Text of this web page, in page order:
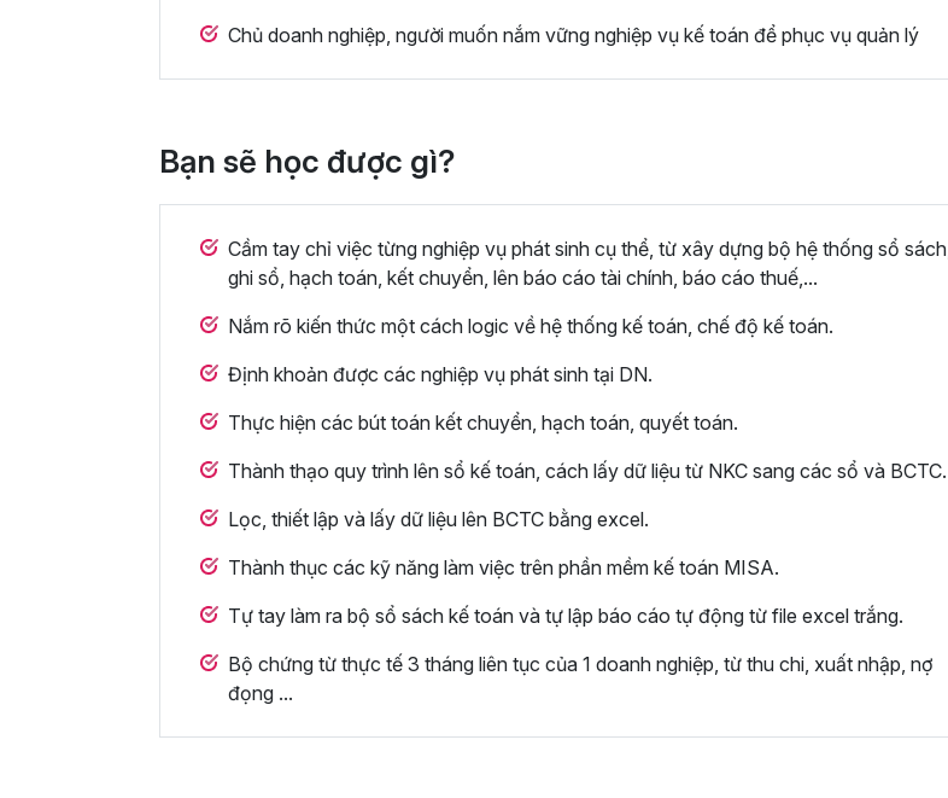
Chủ doanh nghiệp, người muốn nắm vững nghiệp vụ kế toán để phục vụ quản lý
Bạn sẽ học được gì?
Cầm tay chỉ việc từng nghiệp vụ phát sinh cụ thể, từ xây dựng bộ hệ thống sổ sách,
ghi sổ, hạch toán, kết chuyển, lên báo cáo tài chính, báo cáo thuế,...
Nắm rõ kiến thức một cách logic về hệ thống kế toán, chế độ kế toán.
Định khoản được các nghiệp vụ phát sinh tại DN.
Thực hiện các bút toán kết chuyển, hạch toán, quyết toán.
Thành thạo quy trình lên sổ kế toán, cách lấy dữ liệu từ NKC sang các sổ và BCTC.
Lọc, thiết lập và lấy dữ liệu lên BCTC bằng excel.
Thành thục các kỹ năng làm việc trên phần mềm kế toán MISA.
Tự tay làm ra bộ sổ sách kế toán và tự lập báo cáo tự động từ file excel trắng.
Bộ chứng từ thực tế 3 tháng liên tục của 1 doanh nghiệp, từ thu chi, xuất nhập, nợ
đọng ...